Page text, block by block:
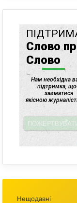
Нещодавні